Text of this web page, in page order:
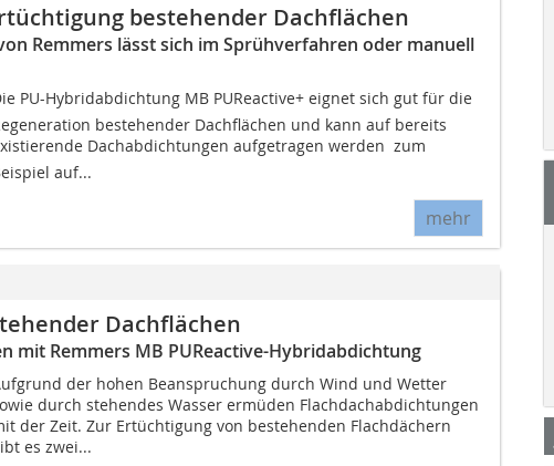
bestehender Dachflächen
Remmers lässt sich im Sprühverfahren oder manuell
PU-Hybridabdichtung MB PUReactive+ eignet sich gut für die
bestehender Dachflächen und kann auf bereits
Dachabdichtungen aufgetragen werden  zum
auf...
mehr
Dachflächen
mit Remmers MB PUReactive-Hybridabdichtung
der hohen Beanspruchung durch Wind und Wetter
durch stehendes Wasser ermüden Flachdachabdichtungen
der Zeit. Zur Ertüchtigung von bestehenden Flachdächern
es zwei...